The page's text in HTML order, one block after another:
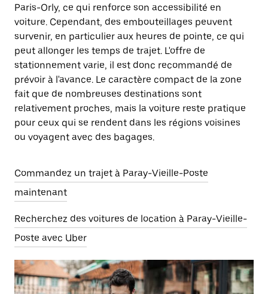
Paris-Orly, ce qui renforce son accessibilité en
voiture. Cependant, des embouteillages peuvent
survenir, en particulier aux heures de pointe, ce qui
peut allonger les temps de trajet. L'offre de
stationnement varie, il est donc recommandé de
prévoir à l'avance. Le caractère compact de la zone
fait que de nombreuses destinations sont
relativement proches, mais la voiture reste pratique
pour ceux qui se rendent dans les régions voisines
ou voyagent avec des bagages.
Commandez un trajet à Paray-Vieille-Poste
maintenant
Recherchez des voitures de location à Paray-Vieille-
Poste avec Uber